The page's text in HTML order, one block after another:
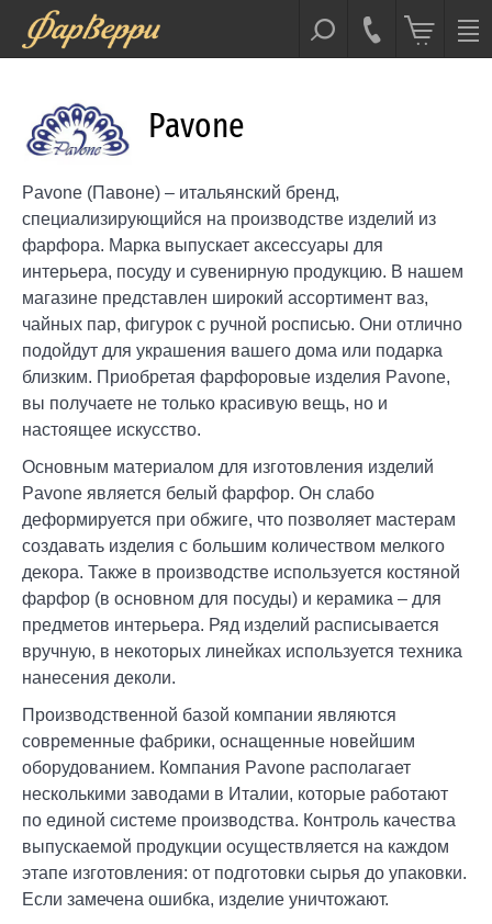
Pavone
Pavone (Павоне) – итальянский бренд,
специализирующийся на производстве изделий из
фарфора. Марка выпускает аксессуары для
интерьера, посуду и сувенирную продукцию. В нашем
магазине представлен широкий ассортимент ваз,
чайных пар, фигурок с ручной росписью. Они отлично
подойдут для украшения вашего дома или подарка
близким. Приобретая фарфоровые изделия Pavone,
вы получаете не только красивую вещь, но и
настоящее искусство.
Основным материалом для изготовления изделий
Pavone является белый фарфор. Он слабо
деформируется при обжиге, что позволяет мастерам
создавать изделия с большим количеством мелкого
декора. Также в производстве используется костяной
фарфор (в основном для посуды) и керамика – для
предметов интерьера. Ряд изделий расписывается
вручную, в некоторых линейках используется техника
нанесения деколи.
Производственной базой компании являются
современные фабрики, оснащенные новейшим
оборудованием. Компания Pavone располагает
несколькими заводами в Италии, которые работают
по единой системе производства. Контроль качества
выпускаемой продукции осуществляется на каждом
этапе изготовления: от подготовки сырья до упаковки.
Если замечена ошибка, изделие уничтожают.